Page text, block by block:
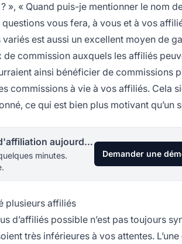
», « Quand puis-je mentionner le nom
questions vous fera, à vous et à vos
est aussi un excellent moyen de
commission auxquels les affiliés
ainsi bénéficier de commissions
commissions à vie à vos affiliés. Cela
ce qui est bien plus motivant qu’un
Lancez votre programme d'affiliation aujourd'hui
minutes.
Demander une
plusieurs affiliés
d’affiliés possible n’est pas toujours
très inférieures à vos attentes.